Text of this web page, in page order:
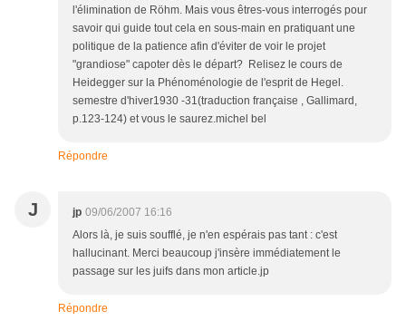
l'élimination de Röhm. Mais vous êtres-vous interrogés pour
savoir qui guide tout cela en sous-main en pratiquant une
politique de la patience afin d'éviter de voir le projet
"grandiose" capoter dès le départ? Relisez le cours de
Heidegger sur la Phénoménologie de l'esprit de Hegel.
semestre d'hiver1930 -31(traduction française , Gallimard,
p.123-124) et vous le saurez.michel bel
Répondre
J jp 09/06/2007 16:16
Alors là, je suis soufflé, je n'en espérais pas tant : c'est
hallucinant. Merci beaucoup j'insère immédiatement le
passage sur les juifs dans mon article.jp
Répondre